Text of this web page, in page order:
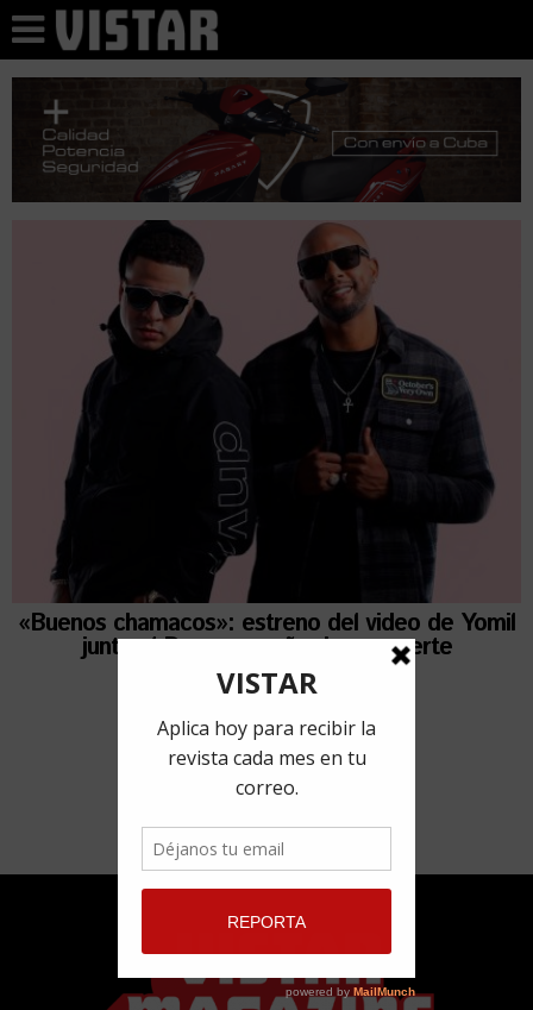
«Buenos chamacos»: estreno del video de Yomil
junto al Dany a un año de su muerte
porRedacción VISTAR